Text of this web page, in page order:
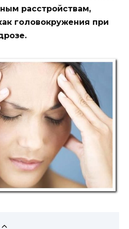
расстройствам,
головокружения при